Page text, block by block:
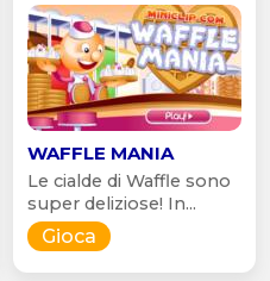
WAFFLE MANIA
Le cialde di Waffle sono
super deliziose! In...
Gioca